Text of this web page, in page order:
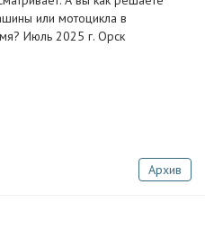
или мотоцикла в
Июль 2025 г. Орск
Архив